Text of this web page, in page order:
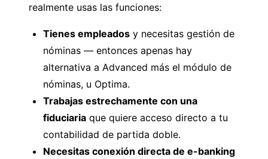
realmente usas las funciones:
Tienes empleados y necesitas gestión de
nóminas — entonces apenas hay
alternativa a Advanced más el módulo de
nóminas, u Optima.
Trabajas estrechamente con una
fiduciaria que quiere acceso directo a tu
contabilidad de partida doble.
Necesitas conexión directa de e-banking